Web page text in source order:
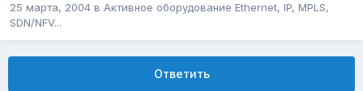
25 марта, 2004 в Активное оборудование Ethernet, IP, MPLS,
SDN/NFV...
Ответить